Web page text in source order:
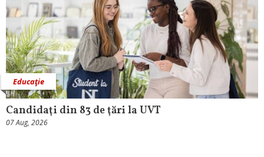
Educaţie
Candidaţi din 83 de ţări la UVT
07 Aug, 2026